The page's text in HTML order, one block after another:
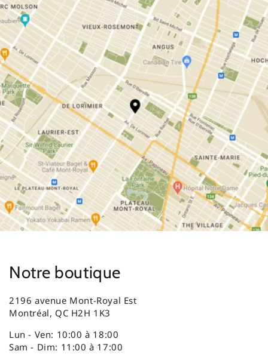
Notre boutique
2196 avenue Mont-Royal Est
Montréal, QC H2H 1K3
Lun - Ven: 10:00 à 18:00
Sam - Dim: 11:00 à 17:00